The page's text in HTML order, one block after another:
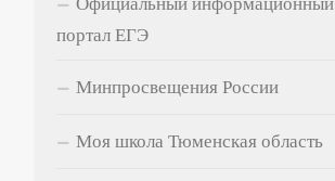
портал ЕГЭ
Минпросвещения России
Моя школа Тюменская область